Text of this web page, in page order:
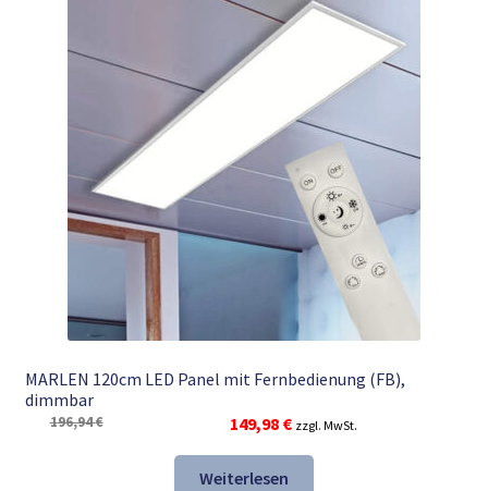
MARLEN 120cm LED Panel mit Fernbedienung (FB),
dimmbar
196,94€
Ursprünglicher
war:
149,98 €Aktueller
zzgl. MwSt.
Weiterlesen